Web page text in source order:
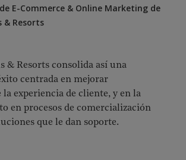
E-Commerce & Online Marketing de
& Resorts
& Resorts consolida así una
centrada en mejorar
experiencia de cliente, y en la
en procesos de comercialización
que le dan soporte.